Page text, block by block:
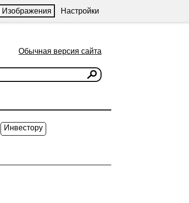
Изображения Настройки
Обычная версия сайта
Инвестору